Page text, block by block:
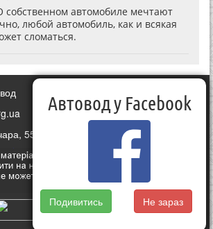
собственном автомобиле мечтают
любой автомобиль, как и всякая
сломаться.
55, Київ, Україна
Автовод у Facebook
Подивитись Не зараз